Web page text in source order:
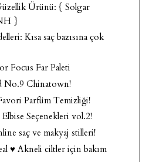
Ürünü: { Solgar
}
Kısa saç bazısına çok
Focus Far Paleti
No.9 Chinatown!
Parfüm Temizliği!
Seçenekleri vol.2!
saç ve makyaj stilleri!
♥ Akneli ciltler için bakım